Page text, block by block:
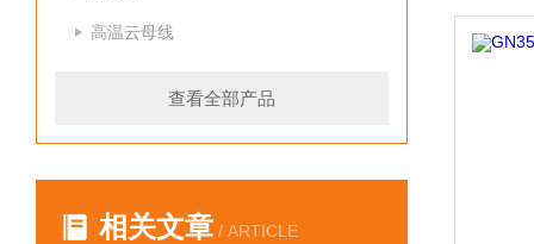
高温云母线
查看全部产品
相关文章 / ARTICLE